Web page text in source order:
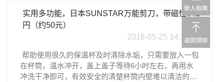
实用多功能，日本SUNSTAR万能剪刀，带磁性842
円（约50元）
2016-05-25 14:14:33
帮助使用很久的保温杯及时清除水垢，只需要放入一包
在杯筒，温水冲开，盖上盖子等待6小时左右，再用水
冲洗干净即可，有效安全的清楚杯筒内壁难以清洁的水